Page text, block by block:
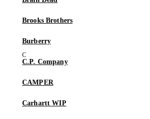
Brooks Brothers
Burberry
C.P. Company
CAMPER
Carhartt WIP